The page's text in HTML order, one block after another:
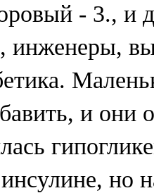
- 3., и
инженеры,
и они
но